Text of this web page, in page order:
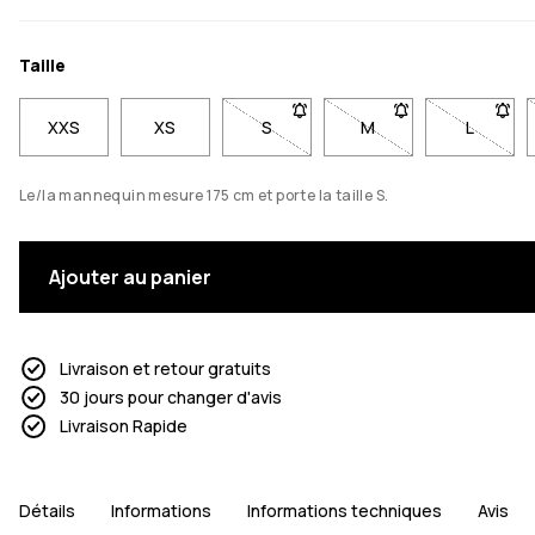
Taille
XXS XS S- Taille S non disponible. Clique
M- Taille M non
L- Taille
Le/la mannequin mesure 175 cm et porte la taille S.
Ajouter au panier
Livraison et retour gratuits
30 jours pour changer d'avis
Livraison Rapide
Détails Informations Informations techniques Avis